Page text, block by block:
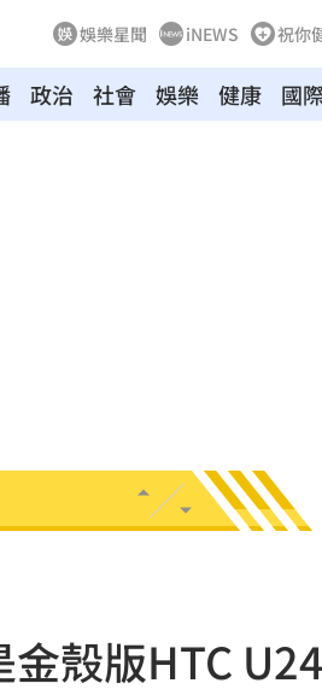
娛樂星聞 iNEWS 祝你
政治 社會 娛樂 健康 國際
殼版HTC